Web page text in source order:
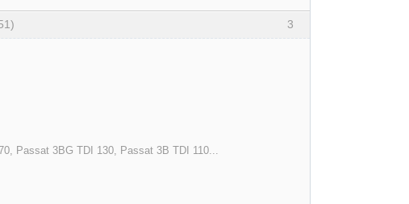
3
Passat 3BG TDI 130, Passat 3B TDI 110...